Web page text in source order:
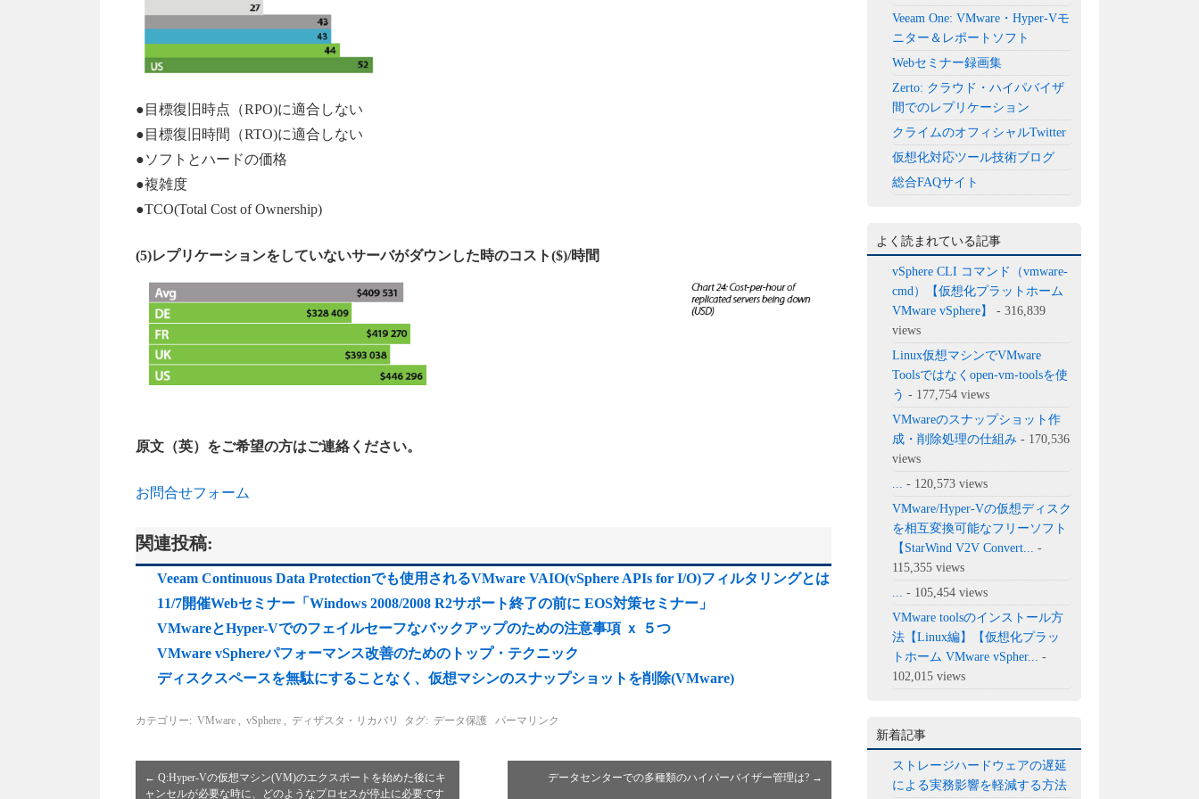
●目標復旧時点（RPO)に適合しない
●目標復旧時間（RTO)に適合しない
●ソフトとハードの価格
●複雑度
●TCO(Total Cost of Ownership)
(5)レプリケーションをしていないサーバがダウンした時のコスト($)/時間
原文（英）をご希望の方はご連絡ください。
お問合せフォーム
関連投稿:
Veeam Continuous Data Protectionでも使用されるVMware VAIO(vSphere APIs for I/O)フィルタリングとは
11/7開催Webセミナー「Windows 2008/2008 R2サポート終了の前に EOS対策セミナー」
VMwareとHyper-Vでのフェイルセーフなバックアップのための注意事項 ｘ ５つ
VMware vSphereパフォーマンス改善のためのトップ・テクニック
ディスクスペースを無駄にすることなく、仮想マシンのスナップショットを削除(VMware)
カテゴリー: VMware , vSphere , ディザスタ・リカバリ タグ: データ保護 パーマリンク
← Q:Hyper-Vの仮想マシン(VM)のエクスポートを始めた後にキ
ャンセルが必要な時に、どのようなプロセスが停止に必要です
データセンターでの多種類のハイパーバイザー管理は? →
Veeam One: VMware・Hyper-Vモ
ニター＆レポートソフト
Webセミナー録画集
Zerto: クラウド・ハイパバイザ
間でのレプリケーション
クライムのオフィシャルTwitter
仮想化対応ツール技術ブログ
総合FAQサイト
よく読まれている記事
vSphere CLI コマンド（vmware-
cmd）【仮想化プラットホーム
VMware vSphere】
- 316,839
views
Linux仮想マシンでVMware
Toolsではなくopen-vm-toolsを使
う - 177,754 views
VMwareのスナップショット作
成・削除処理の仕組み - 170,536
views
- 120,573 views
VMware/Hyper-Vの仮想ディスク
を相互変換可能なフリーソフト
【StarWind V2V Convert...
-
115,355 views
- 105,454 views
VMware toolsのインストール方
法【Linux編】【仮想化プラッ
トホーム VMware vSpher...
-
102,015 views
新着記事
ストレージハードウェアの遅延
による実務影響を軽減する方法